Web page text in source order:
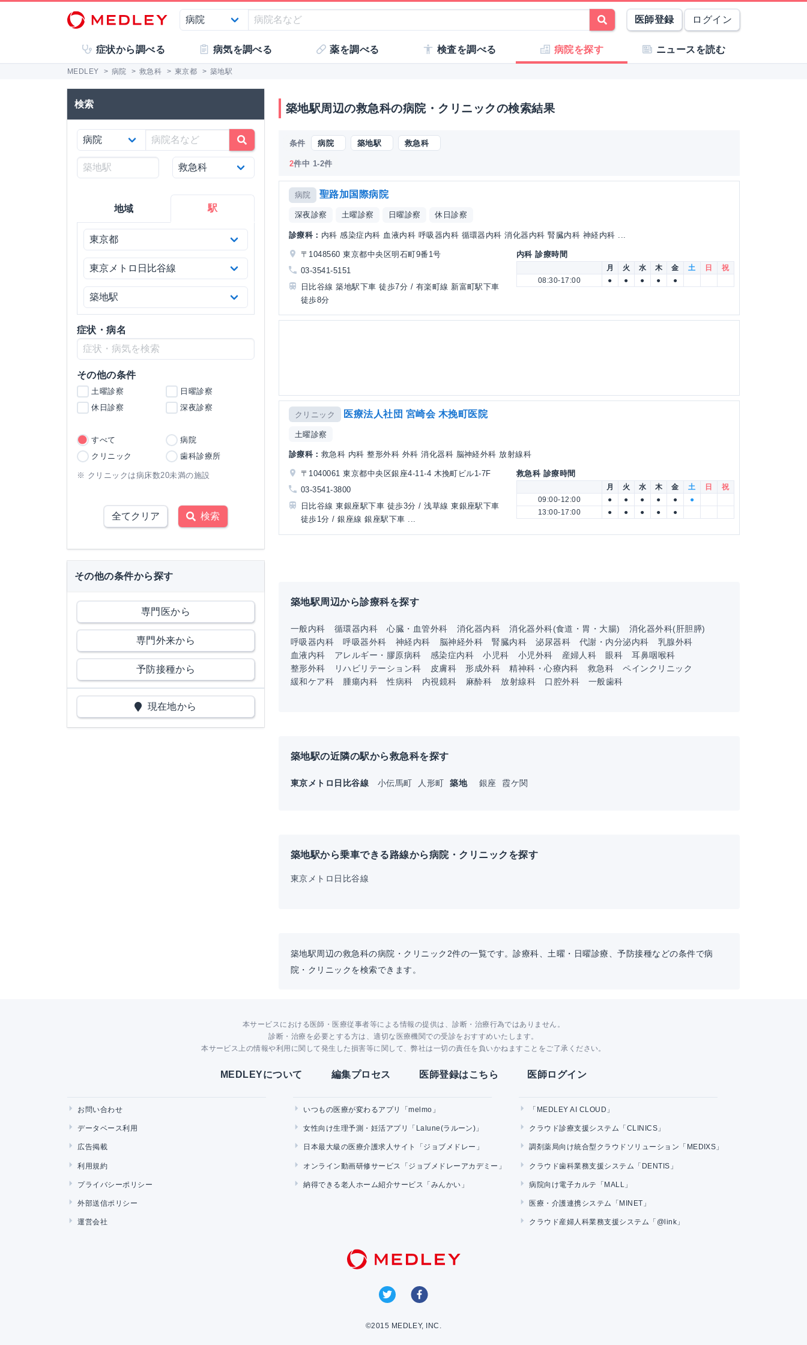
医師登録 ログイン
症状から調べる 病気を調べる 薬を調べる 検査を調べる 病院を探す ニュースを読む
MEDLEY > 病院 > 救急科 > 東京都 > 築地駅
検索
地域 駅
症状・病名
その他の条件
土曜診察
日曜診察
休日診察
深夜診察
すべて
病院
クリニック
歯科診療所
※ クリニックは病床数20未満の施設
全てクリア 検索
その他の条件から探す
専門医から
専門外来から
予防接種から
現在地から
築地駅周辺の救急科の病院・クリニックの検索結果
条件 病院 築地駅 救急科
2件中 1-2件
病院 聖路加国際病院
深夜診察 土曜診察 日曜診察 休日診察
診療科： 内科 感染症内科 血液内科 呼吸器内科 循環器内科 消化器内科 腎臓内科 神経内科 ...
〒1048560 東京都中央区明石町9番1号
03-3541-5151
日比谷線 築地駅下車 徒歩7分 / 有楽町線 新富町駅下車
徒歩8分
内科 診療時間
月 火 水 木 金 土 日
祝
08:30-17:00
● ● ● ● ●
クリニック 医療法人社団 宮崎会 木挽町医院
土曜診察
診療科： 救急科 内科 整形外科 外科 消化器科 脳神経外科 放射線科
〒1040061 東京都中央区銀座4-11-4 木挽町ビル1-7F
03-3541-3800
日比谷線 東銀座駅下車 徒歩3分 / 浅草線 東銀座駅下車
徒歩1分 / 銀座線 銀座駅下車 ...
救急科 診療時間
月 火 水 木 金 土 日
祝
09:00-12:00
● ● ● ● ●
●
13:00-17:00
● ● ● ● ●
築地駅周辺から診療科を探す
一般内科 循環器内科 心臓・血管外科 消化器内科 消化器外科(食道・胃・大腸)
消化器外科(肝胆膵)
呼吸器内科
呼吸器外科 神経内科 脳神経外科 腎臓内科 泌尿器科 代謝・内分泌内科
乳腺外科
血液内科
アレルギー・膠原病科 感染症内科 小児科 小児外科 産婦人科 眼科
耳鼻咽喉科
整形外科
リハビリテーション科 皮膚科 形成外科 精神科・心療内科 救急科
ペインクリニック
緩和ケア科
腫瘍内科 性病科 内視鏡科 麻酔科 放射線科 口腔外科 一般歯科
築地駅の近隣の駅から救急科を探す
東京メトロ日比谷線 小伝馬町 人形町 築地 銀座 霞ケ関
築地駅から乗車できる路線から病院・クリニックを探す
東京メトロ日比谷線
築地駅周辺の救急科の病院・クリニック2件の一覧です。診療科、土曜・日曜診療、予防接種などの条件で病
院・クリニックを検索できます。
本サービスにおける医師・医療従事者等による情報の提供は、診断・治療行為ではありません。
診断・治療を必要とする方は、適切な医療機関での受診をおすすめいたします。
本サービス上の情報や利用に関して発生した損害等に関して、弊社は一切の責任を負いかねますことをご了承ください。
MEDLEYについて 編集プロセス 医師登録はこちら 医師ログイン
お問い合わせ
データベース利用
広告掲載
利用規約
プライバシーポリシー
外部送信ポリシー
運営会社
いつもの医療が変わるアプリ「melmo」
女性向け生理予測・妊活アプリ「Lalune(ラルーン)」
日本最大級の医療介護求人サイト「ジョブメドレー」
オンライン動画研修サービス「ジョブメドレーアカデミー」
納得できる老人ホーム紹介サービス「みんかい」
「MEDLEY AI CLOUD」
クラウド診療支援システム「CLINICS」
調剤薬局向け統合型クラウドソリューション「MEDIXS」
クラウド歯科業務支援システム「DENTIS」
病院向け電子カルテ「MALL」
医療・介護連携システム「MINET」
クラウド産婦人科業務支援システム「@link」
©2015 MEDLEY, INC.